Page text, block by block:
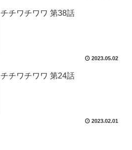
チチワチワワ 第38話
2023.05.02
チチワチワワ 第24話
2023.02.01